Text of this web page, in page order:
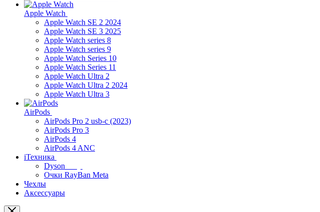
Apple Watch
Apple Watch SE 2 2024
Apple Watch SE 3 2025
Apple Watch series 8
Apple Watch series 9
Apple Watch Series 10
Apple Watch Series 11
Apple Watch Ultra 2
Apple Watch Ultra 2 2024
Apple Watch Ultra 3
AirPods
AirPods Pro 2 usb-c (2023)
AirPods Pro 3
AirPods 4
AirPods 4 ANC
iТехника
Dyson
Очки RayBan Meta
Чехлы
Аксессуары